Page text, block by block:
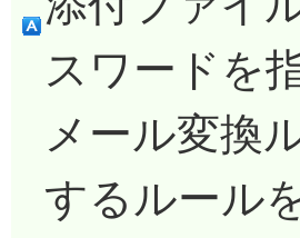
スワードを
メール変換
するルール